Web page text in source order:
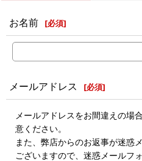
お名前 [必須]
メールアドレス [必須]
メールアドレスをお間違えの場
意ください。
また、弊店からのお返事が迷惑
ございますので、迷惑メールフ